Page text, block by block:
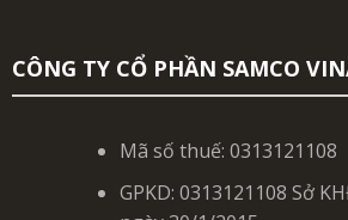
CÔNG TY CỔ PHẦN SAMCO
Mã số thuế: 0313121108
GPKD: 0313121108 Sở